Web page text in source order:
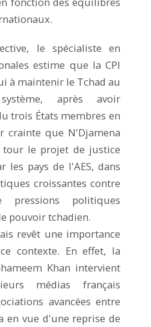
le spécialiste en
estime que la CPI
à maintenir le Tchad au
après avoir
trois États membres en
crainte que N'Djamena
le projet de justice
les pays de l'AES, dans
croissantes contre
politiques
pouvoir tchadien.
revêt une importance
contexte. En effet, la
Khan intervient
médias français
avancées entre
en vue d'une reprise de